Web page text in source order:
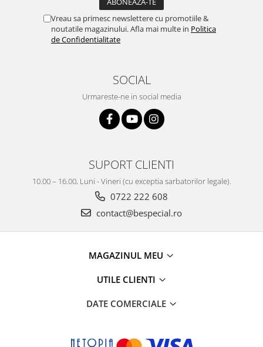
Vreau sa primesc newslettere cu promotiile &
noutatile magazinului. Afla mai multe in Politica
de Confidentialitate
SOCIAL
Urmareste-ne in social media
SUPORT CLIENTI
10.00 – 16.00, Luni - Vineri (cu exceptia sarbatorilor legale).
0722 222 608
contact@bespecial.ro
MAGAZINUL MEU
UTILE CLIENTI
DATE COMERCIALE